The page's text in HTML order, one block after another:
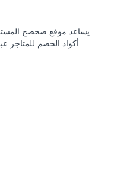
يساعد موقع صحصح
أكواد الخصم للمتاجر